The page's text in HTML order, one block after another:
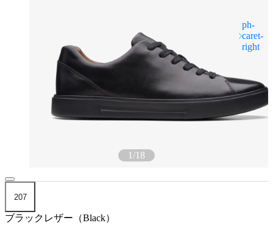
1/18
207
ブラックレザー（Black）